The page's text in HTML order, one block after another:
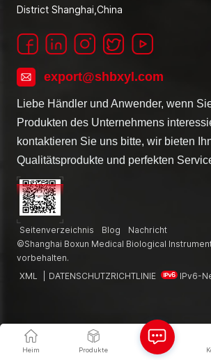
District Shanghai,China
export@shbxyl.com
Liebe Händler und Anwender, wenn
Produkten des Unternehmens
kontaktieren Sie uns bitte, wir bieten
Qualitätsprodukte und perfekten
Seitenverzeichnis Blog
Nachricht
©Shanghai Boxun Medical Biological
vorbehalten.
XML
DATENSCHUTZRICHTLINIE IPv6-
Heim Produkte